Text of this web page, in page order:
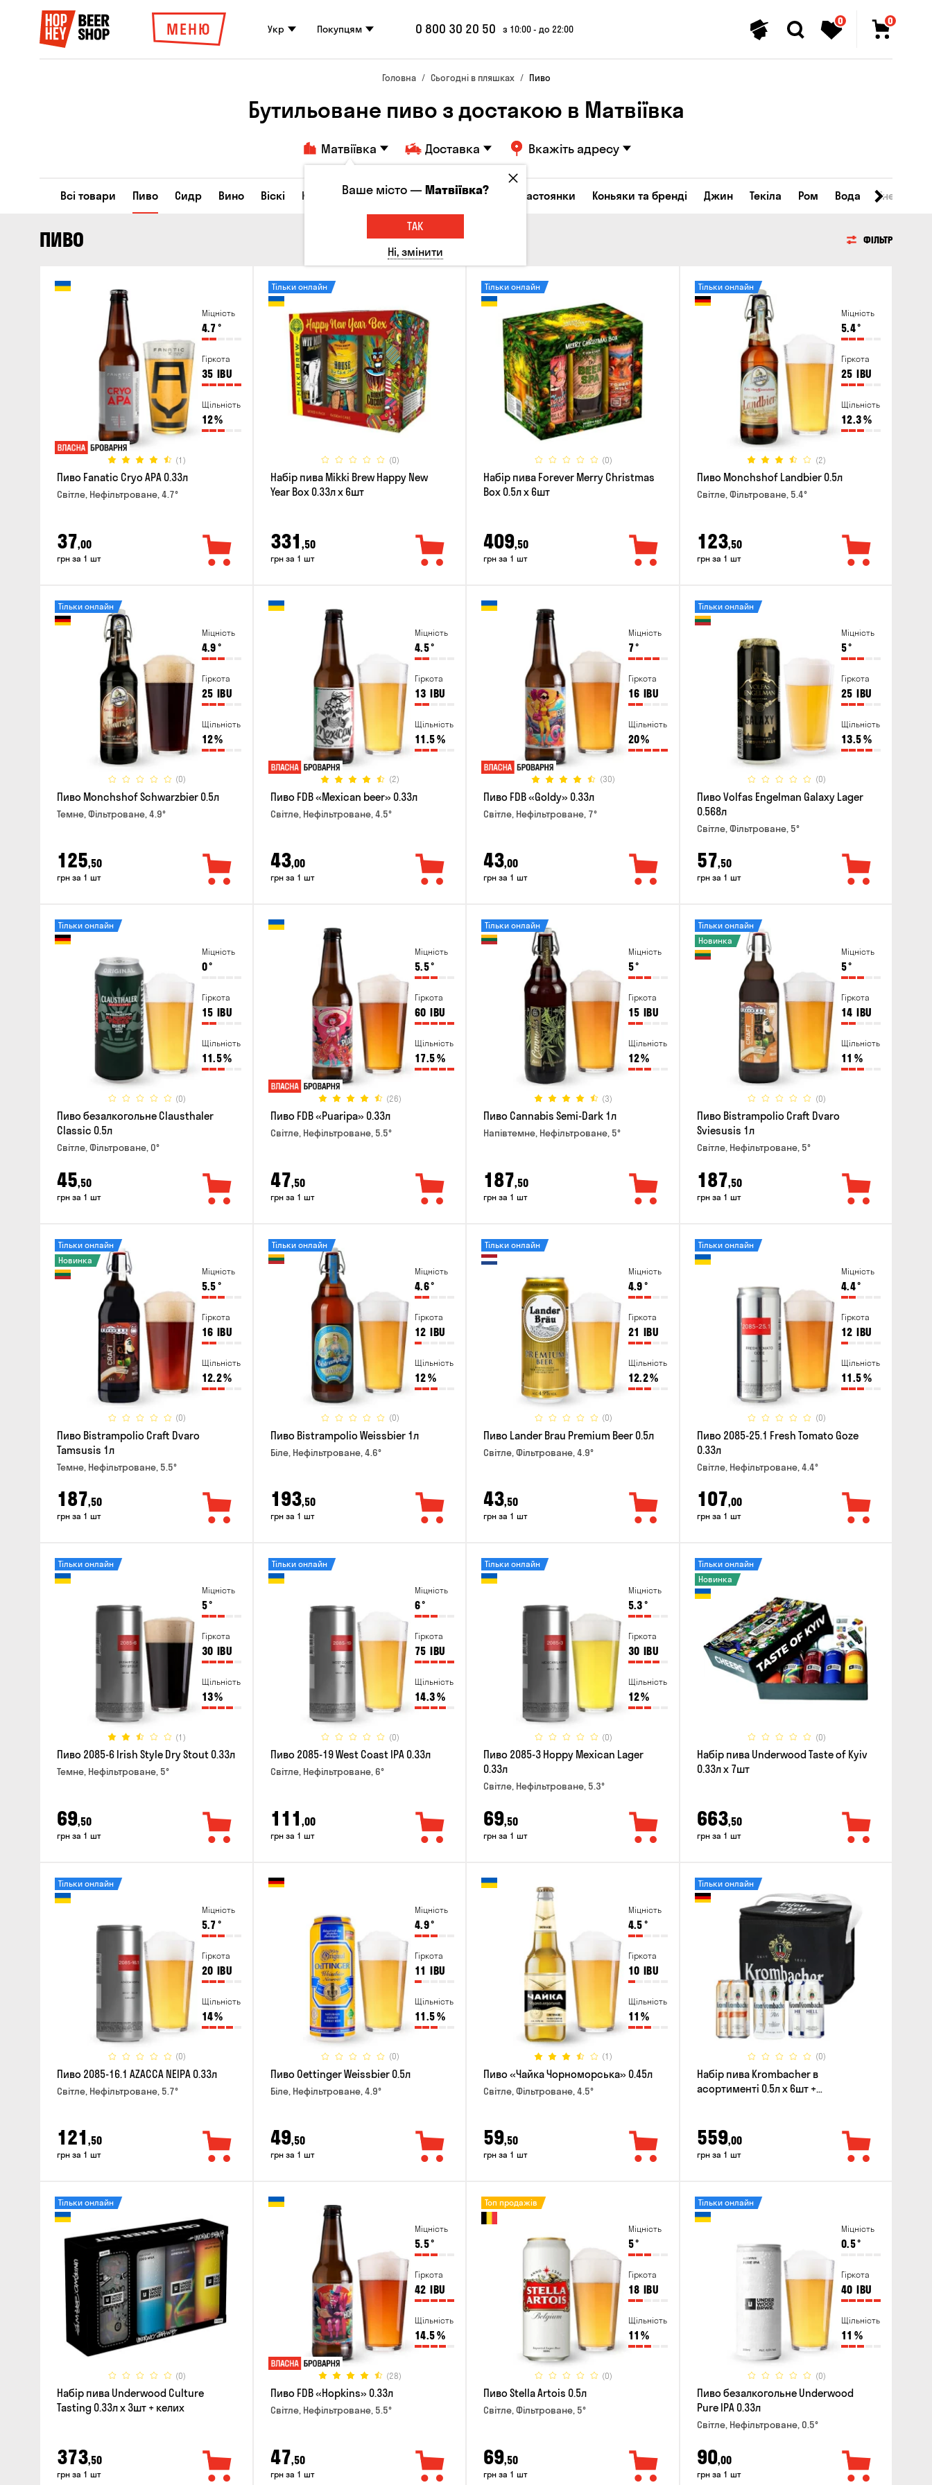
МЕНЮ Укр Покупцям 0 800 30 20 50 з 10:00 - до 22:00
0 0
Головна Сьогодні в пляшках Пиво
Бутильоване пиво з достакою в Матвіївка
Матвіївка Доставка Вкажіть адресу
Всі товари Пиво Сидр Вино Віскі Коктейлі Горілка Соджу Лікери та настоянки Коньяки та бренді Джин Текіла Ром Вода
ПИВО ФІЛЬТР
Міцність
4.7°
Гіркота
35 IBU
Щільність
12%
(1)
Пиво Fanatic Cryo APA 0.33л
Світле, Нефільтроване, 4.7°
37,00
грн за 1 шт
(0)
Тільки онлайн
Набір пива Mikki Brew Happy New
Year Box 0.33л x 6шт
331 ,50
грн за 1 шт
(0)
Тільки онлайн
Набір пива Forever Merry Christmas
Box 0.5л x 6шт
409,50
грн за 1 шт
Міцність
5.4°
Гіркота
25 IBU
Щільність
12.3%
(2)
Тільки онлайн
Пиво Monchshof Landbier 0.5л
Світле, Фільтроване, 5.4°
123,50
грн за 1 шт
Міцність
4.9°
Гіркота
25 IBU
Щільність
12%
(0)
Тільки онлайн
Пиво Monchshof Schwarzbier 0.5л
Темне, Фільтроване, 4.9°
125,50
грн за 1 шт
Міцність
4.5°
Гіркота
13 IBU
Щільність
11.5%
(2)
Пиво FDB «Mexican beer» 0.33л
Світле, Нефільтроване, 4.5°
43,00
грн за 1 шт
Міцність
7°
Гіркота
16 IBU
Щільність
20%
(30)
Пиво FDB «Goldy» 0.33л
Світле, Нефільтроване, 7°
43,00
грн за 1 шт
Міцність
5°
Гіркота
25 IBU
Щільність
13.5%
(0)
Тільки онлайн
Пиво Volfas Engelman Galaxy Lager
0.568л
Світле, Фільтроване, 5°
57,50
грн за 1 шт
Міцність
0°
Гіркота
15 IBU
Щільність
11.5%
(0)
Тільки онлайн
Пиво безалкогольне Clausthaler
Classic 0.5л
Світле, Фільтроване, 0°
45,50
грн за 1 шт
Міцність
5.5°
Гіркота
60 IBU
Щільність
17.5%
(26)
Пиво FDB «Puaripa» 0.33л
Світле, Нефільтроване, 5.5°
47,50
грн за 1 шт
Міцність
5°
Гіркота
15 IBU
Щільність
12%
(3)
Тільки онлайн
Пиво Cannabis Semi-Dark 1л
Напівтемне, Нефільтроване, 5°
187,50
грн за 1 шт
Міцність
5°
Гіркота
14 IBU
Щільність
11 %
(0)
Тільки онлайн
Новинка
Пиво Bistrampolio Craft Dvaro
Sviesusis 1л
Світле, Нефільтроване, 5°
187,50
грн за 1 шт
Міцність
5.5°
Гіркота
16 IBU
Щільність
12.2%
(0)
Тільки онлайн
Новинка
Пиво Bistrampolio Craft Dvaro
Tamsusis 1л
Темне, Нефільтроване, 5.5°
187,50
грн за 1 шт
Міцність
4.6°
Гіркота
12 IBU
Щільність
12%
(0)
Тільки онлайн
Пиво Bistrampolio Weissbier 1л
Біле, Нефільтроване, 4.6°
193,50
грн за 1 шт
Міцність
4.9°
Гіркота
21 IBU
Щільність
12.2%
(0)
Тільки онлайн
Пиво Lander Brau Premium Beer 0.5л
Світле, Фільтроване, 4.9°
43,50
грн за 1 шт
Міцність
4.4°
Гіркота
12 IBU
Щільність
11.5%
(0)
Тільки онлайн
Пиво 2085-25.1 Fresh Tomato Goze
0.33л
Світле, Нефільтроване, 4.4°
107,00
грн за 1 шт
Міцність
5°
Гіркота
30 IBU
Щільність
13%
(1)
Тільки онлайн
Пиво 2085-6 Irish Style Dry Stout 0.33л
Темне, Нефільтроване, 5°
69,50
грн за 1 шт
Міцність
6°
Гіркота
75 IBU
Щільність
14.3%
(0)
Тільки онлайн
Пиво 2085-19 West Coast IPA 0.33л
Світле, Нефільтроване, 6°
111 ,00
грн за 1 шт
Міцність
5.3°
Гіркота
30 IBU
Щільність
12%
(0)
Тільки онлайн
Пиво 2085-3 Hoppy Mexican Lager
0.33л
Світле, Нефільтроване, 5.3°
69,50
грн за 1 шт
(0)
Тільки онлайн
Новинка
Набір пива Underwood Taste of Kyiv
0.33л x 7шт
663,50
грн за 1 шт
Міцність
5.7°
Гіркота
20 IBU
Щільність
14%
(0)
Тільки онлайн
Пиво 2085-16.1 AZACCA NEIPA 0.33л
Світле, Нефільтроване, 5.7°
121 ,50
грн за 1 шт
Міцність
4.9°
Гіркота
11 IBU
Щільність
11.5%
(0)
Пиво Oettinger Weissbier 0.5л
Біле, Нефільтроване, 4.9°
49,50
грн за 1 шт
Міцність
4.5°
Гіркота
10 IBU
Щільність
11 %
(1)
Пиво «Чайка Чорноморська» 0.45л
Світле, Фільтроване, 4.5°
59,50
грн за 1 шт
(0)
Тільки онлайн
Набір пива Krombacher в
асортименті 0.5л х 6шт +
559,00
грн за 1 шт
(0)
Тільки онлайн
Набір пива Underwood Culture
Tasting 0.33л x 3шт + келих
373,50
грн за 1 шт
Міцність
5.5°
Гіркота
42 IBU
Щільність
14.5%
(28)
Пиво FDB «Hopkins» 0.33л
Світле, Нефільтроване, 5.5°
47,50
грн за 1 шт
Міцність
5°
Гіркота
18 IBU
Щільність
11 %
(0)
Топ продажів
Пиво Stella Artois 0.5л
Світле, Фільтроване, 5°
69,50
грн за 1 шт
Міцність
0.5°
Гіркота
40 IBU
Щільність
11 %
(0)
Тільки онлайн
Пиво безалкогольне Underwood
Pure IPA 0.33л
Світле, Нефільтроване, 0.5°
90,00
грн за 1 шт
Ваше місто —Матвіївка?
ТАК
Ні, змінити